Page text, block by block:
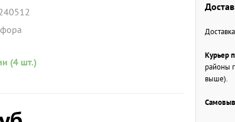
(4 шт.)
Курьер
районы
выше).